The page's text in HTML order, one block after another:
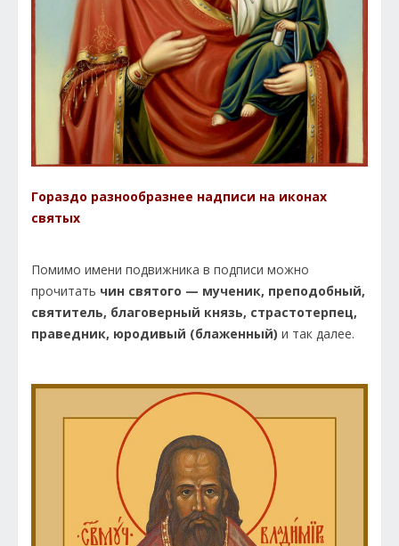
Гораздо разнообразнее надписи на иконах
святых
Помимо имени подвижника в подписи можно
прочитать чин святого — мученик, преподобный,
святитель, благоверный князь, страстотерпец,
праведник, юродивый (блаженный) и так далее.